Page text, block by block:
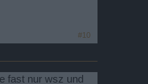
#10
fast nur wsz und